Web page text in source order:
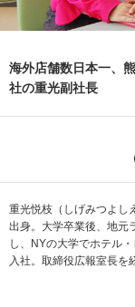
海外店舗数日本一、
社の重光副社長
重光悦枝（しげみつよし
出身。大学卒業後、地元
し、NYの大学でホテル
入社。取締役広報室長を